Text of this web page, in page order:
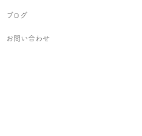
ブログ
お問い合わせ